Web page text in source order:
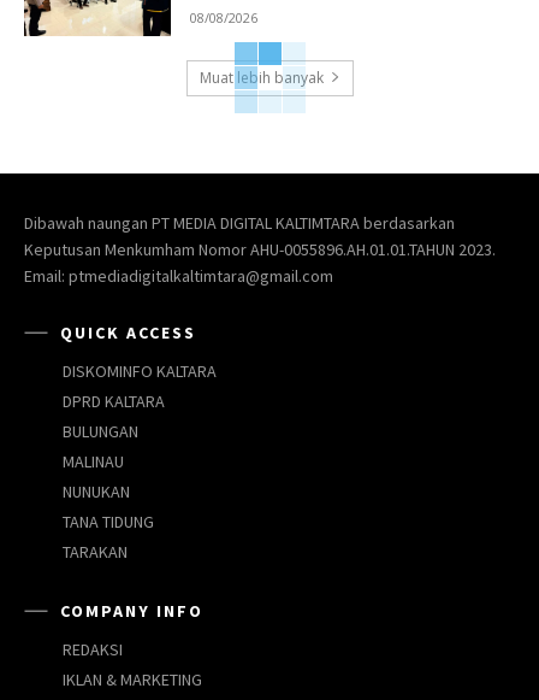
08/08/2026
Muat lebih banyak
Dibawah naungan PT MEDIA DIGITAL KALTIMTARA berdasarkan
Keputusan Menkumham Nomor AHU-0055896.AH.01.01.TAHUN 2023.
Email: ptmediadigitalkaltimtara@gmail.com
QUICK ACCESS
DISKOMINFO KALTARA
DPRD KALTARA
BULUNGAN
MALINAU
NUNUKAN
TANA TIDUNG
TARAKAN
COMPANY INFO
REDAKSI
IKLAN & MARKETING